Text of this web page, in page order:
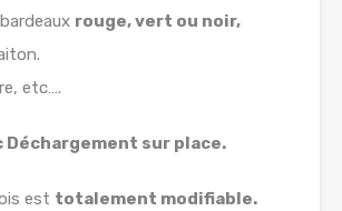
rouge, vert ou noir,
etc….
Déchargement sur place.
est totalement modifiable.